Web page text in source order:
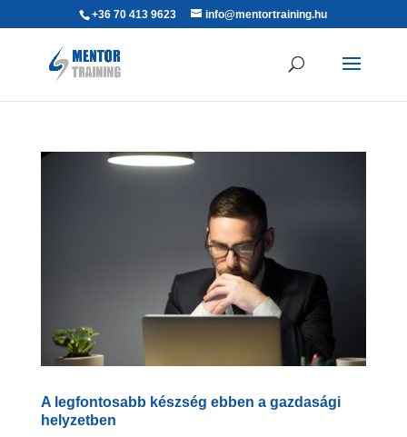
+36 70 413 9623 info@mentortraining.hu
A legfontosabb készség ebben a gazdasági
helyzetben